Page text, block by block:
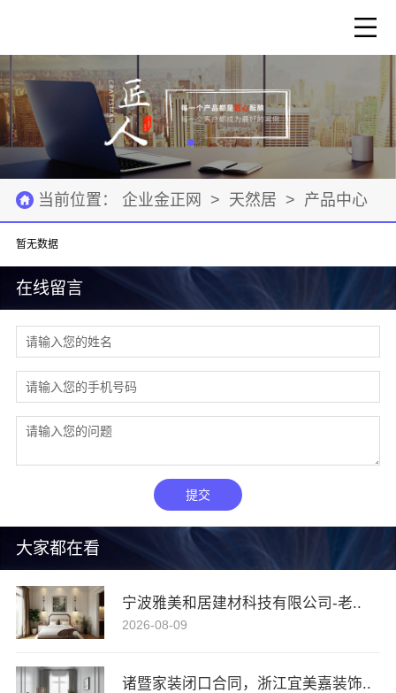
当前位置： 企业金正网 > 天然居 > 产品中心
大家都在看
宁波雅美和居建材科技有限公司-老..
2026-08-09
诸暨家装闭口合同，浙江宜美嘉装饰..
在线留言
提交
暂无数据